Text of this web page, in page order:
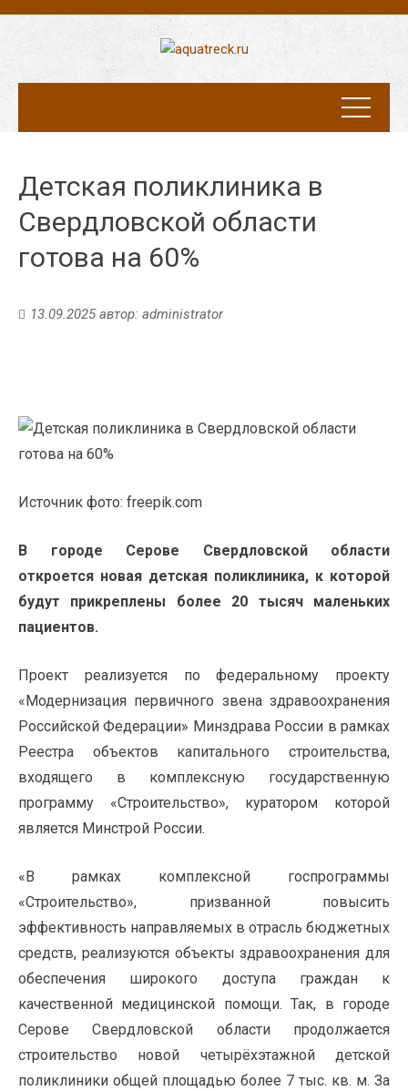
Детская поликлиника в
Свердловской области
готова на 60%
13.09.2025автор: administrator
Источник фото: freepik.com
В городе Серове Свердловской области
откроется новая детская поликлиника, к которой
будут прикреплены более 20 тысяч маленьких
пациентов.
Проект реализуется по федеральному проекту
«Модернизация первичного звена здравоохранения
Российской Федерации» Минздрава России в рамках
Реестра объектов капитального строительства,
входящего в комплексную государственную
программу «Строительство», куратором которой
является Минстрой России.
«В рамках комплексной госпрограммы
«Строительство», призванной повысить
эффективность направляемых в отрасль бюджетных
средств, реализуются объекты здравоохранения для
обеспечения широкого доступа граждан к
качественной медицинской помощи. Так, в городе
Серове Свердловской области продолжается
строительство новой четырёхэтажной детской
поликлиники общей площадью более 7 тыс. кв. м. За